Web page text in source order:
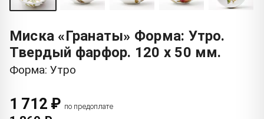
Миска «Гранаты» Форма: Утро.
Твердый фарфор. 120 x 50 мм.
Форма: Утро
1 712 ₽ по предоплате